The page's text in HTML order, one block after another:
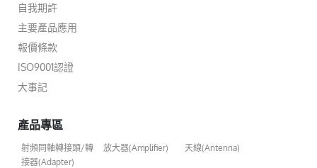
自我期許
主要產品應用
報價條款
ISO9001認證
大事記
產品專區
射頻同軸轉接頭/轉
接器(Adapter)
放大器(Amplifier) 天線(Antenna)